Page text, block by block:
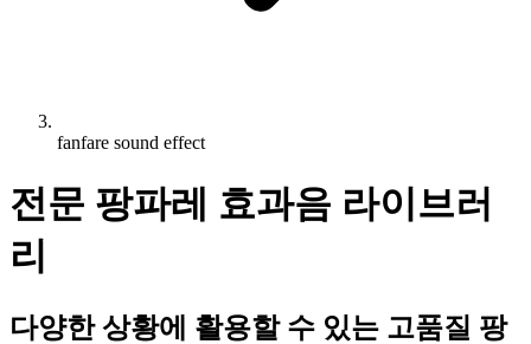
fanfare sound effect
전문 팡파레 효과음 라이브러
리
다양한 상황에 활용할 수 있는 고품질 팡